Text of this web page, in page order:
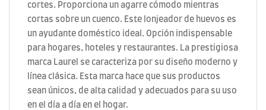
cortes. Proporciona un agarre cómodo mientras
cortas sobre un cuenco. Este lonjeador de huevos es
un ayudante doméstico ideal. Opción indispensable
para hogares, hoteles y restaurantes. La prestigiosa
marca Laurel se caracteriza por su diseño moderno y
línea clásica. Esta marca hace que sus productos
sean únicos, de alta calidad y adecuados para su uso
en el día a día en el hogar.